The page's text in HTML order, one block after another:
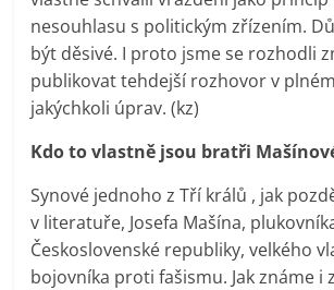
nesouhlasu s politickým zřízením.
být děsivé. I proto jsme se rozhodli
publikovat tehdejší rozhovor v
jakýchkoli úprav. (kz)
Kdo to vlastně jsou bratři
Synové jednoho z Tří králů , jak
v literatuře, Josefa Mašína,
Československé republiky, velkého
bojovníka proti fašismu. Jak známe i